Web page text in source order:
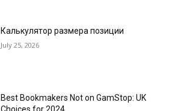
Калькулятор размера позиции
July 25, 2026
Best Bookmakers Not on GamStop: UK